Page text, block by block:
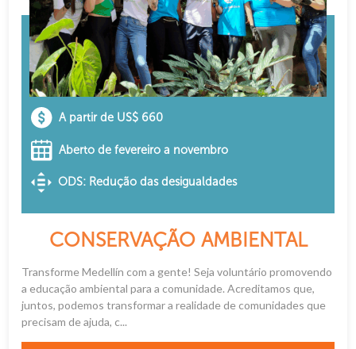
A partir de US$ 660
Aberto de fevereiro a novembro
ODS: Redução das desigualdades
CONSERVAÇÃO AMBIENTAL
Transforme Medellín com a gente! Seja voluntário promovendo
a educação ambiental para a comunidade. Acreditamos que,
juntos, podemos transformar a realidade de comunidades que
precisam de ajuda, c...